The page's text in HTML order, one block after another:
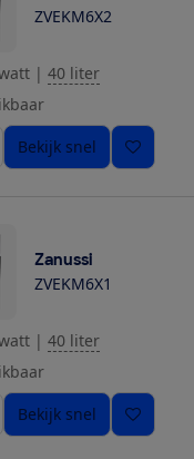
ZVEKM6X2
| 40 liter
Bekijk snel
Zanussi
ZVEKM6X1
| 40 liter
Bekijk snel